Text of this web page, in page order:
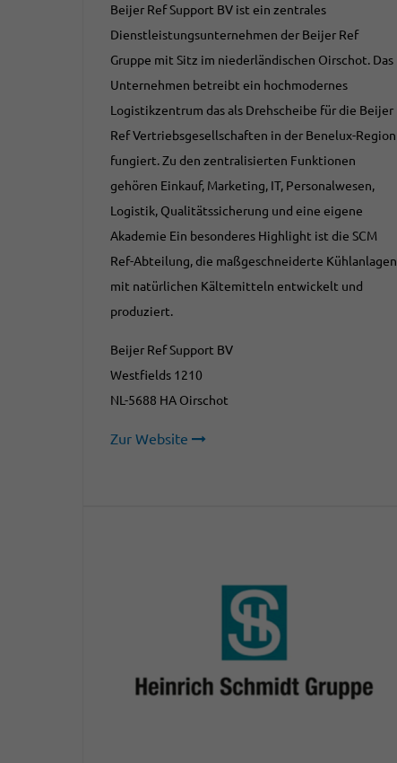
Beijer Ref Support BV ist ein zentrales
Dienstleistungsunternehmen der Beijer Ref
Gruppe mit Sitz im niederländischen Oirschot. Das
Unternehmen betreibt ein hochmodernes
Logistikzentrum das als Drehscheibe für die Beijer
Ref Vertriebsgesellschaften in der Benelux-Region
fungiert. Zu den zentralisierten Funktionen
gehören Einkauf, Marketing, IT, Personalwesen,
Logistik, Qualitätssicherung und eine eigene
Akademie Ein besonderes Highlight ist die SCM
Ref-Abteilung, die maßgeschneiderte Kühlanlagen
mit natürlichen Kältemitteln entwickelt und
produziert.
Beijer Ref Support BV
Westfields 1210
NL-5688 HA Oirschot
Zur Website